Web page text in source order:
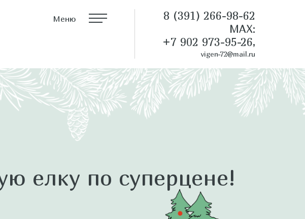
8 (391) 266-98-62
MAX:
+7 902 973-95-26,
vigen-72@mail.ru
Меню
елку по суперцене!